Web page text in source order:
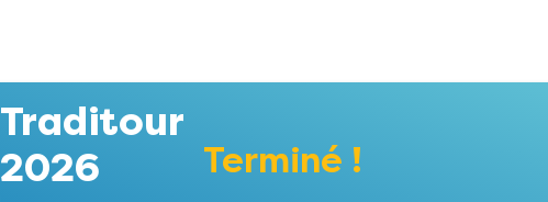
Traditour
2026
Terminé !